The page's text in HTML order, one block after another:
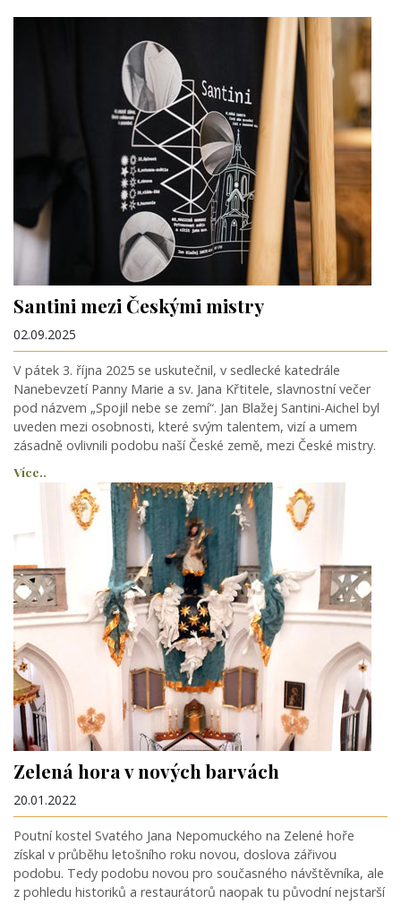
Santini mezi Českými mistry
02.09.2025
V pátek 3. října 2025 se uskutečnil, v sedlecké katedrále
Nanebevzetí Panny Marie a sv. Jana Křtitele, slavnostní večer
pod názvem „Spojil nebe se zemí“. Jan Blažej Santini-Aichel byl
uveden mezi osobnosti, které svým talentem, vizí a umem
zásadně ovlivnili podobu naší České země, mezi České mistry.
Více..
Zelená hora v nových barvách
20.01.2022
Poutní kostel Svatého Jana Nepomuckého na Zelené hoře
získal v průběhu letošního roku novou, doslova zářivou
podobu. Tedy podobu novou pro současného návštěvníka, ale
z pohledu historiků a restaurátorů naopak tu původní nejstarší